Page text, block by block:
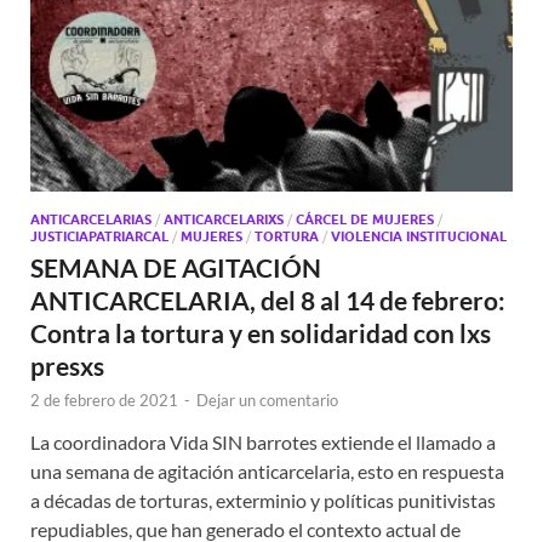
ANTICARCELARIAS / ANTICARCELARIXS / CÁRCEL DE MUJERES /
JUSTICIAPATRIARCAL / MUJERES / TORTURA / VIOLENCIA INSTITUCIONAL
SEMANA DE AGITACIÓN
ANTICARCELARIA, del 8 al 14 de febrero:
Contra la tortura y en solidaridad con lxs
presxs
2 de febrero de 2021 - Dejar un comentario
La coordinadora Vida SIN barrotes extiende el llamado a
una semana de agitación anticarcelaria, esto en respuesta
a décadas de torturas, exterminio y políticas punitivistas
repudiables, que han generado el contexto actual de